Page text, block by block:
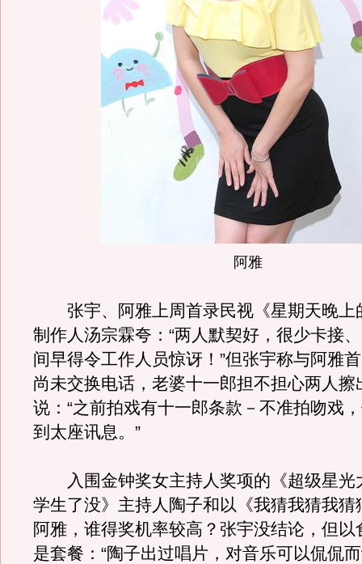
阿雅
张宇、阿雅上周首录民视《星期天晚上
制作人汤宗霖夸：“两人默契好，很少卡接
间早得令工作人员惊讶！”但张宇称与阿雅
尚未交换电话，老婆十一郎担不担心两人擦
说：“之前拍戏有十一郎条款－不准拍吻戏
到太座讯息。”
入围金钟奖女主持人奖项的《超级星光
学生了没》主持人陶子和以《我猜我猜我猜
阿雅，谁得奖机率较高？张宇没结论，但以
是套餐：“陶子出过唱片，对音乐可以侃侃